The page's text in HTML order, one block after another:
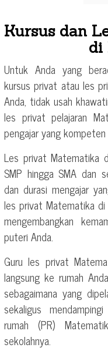
Kursus dan
di
Untuk Anda yang
kursus privat atau les
Anda, tidak usah
les privat pelajaran
pengajar yang
Les privat Matematika
SMP hingga SMA dan
dan durasi mengajar
les privat Matematika
mengembangkan
puteri Anda.
Guru les privat
langsung ke rumah
sebagaimana yang
sekaligus
rumah (PR)
sekolahnya.